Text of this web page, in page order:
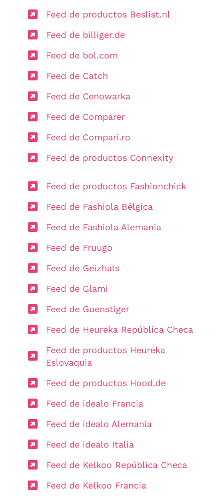
Feed de productos Beslist.nl
Feed de billiger.de
Feed de bol.com
Feed de Catch
Feed de Cenowarka
Feed de Comparer
Feed de Compari.ro
Feed de productos Connexity
Feed de productos Fashionchick
Feed de Fashiola Bélgica
Feed de Fashiola Alemania
Feed de Fruugo
Feed de Geizhals
Feed de Glami
Feed de Guenstiger
Feed de Heureka República Checa
Feed de productos Heureka
Eslovaquia
Feed de productos Hood.de
Feed de idealo Francia
Feed de idealo Alemania
Feed de idealo Italia
Feed de Kelkoo República Checa
Feed de Kelkoo Francia